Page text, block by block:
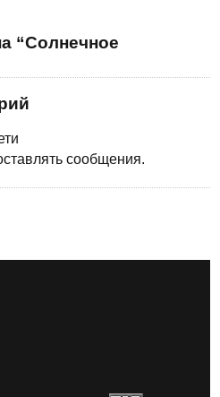
“Солнечное
сообщения.